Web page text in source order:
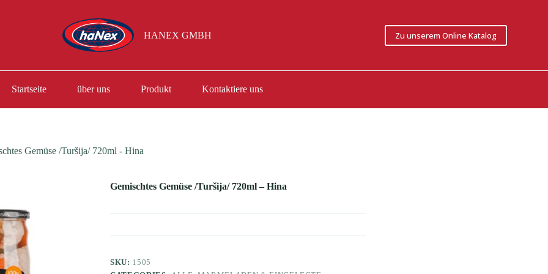
HANEX GMBH Zu unserem Online Katalog
Startseite über uns Produkt Kontaktiere uns
Gemüse /Turšija/ 720ml - Hina
Gemischtes Gemüse /Turšija/ 720ml – Hina
SKU: 1505